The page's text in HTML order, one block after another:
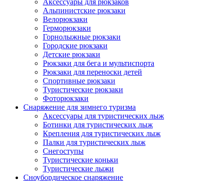
Аксессуары для рюкзаков
Альпинистские рюкзаки
Велорюкзаки
Герморюкзаки
Горнолыжные рюкзаки
Городские рюкзаки
Детские рюкзаки
Рюкзаки для бега и мультиспорта
Рюкзаки для переноски детей
Спортивные рюкзаки
Туристические рюкзаки
Фоторюкзаки
Снаряжение для зимнего туризма
Аксессуары для туристических лыж
Ботинки для туристических лыж
Крепления для туристических лыж
Палки для туристических лыж
Снегоступы
Туристические коньки
Туристические лыжи
Сноубордическое снаряжение